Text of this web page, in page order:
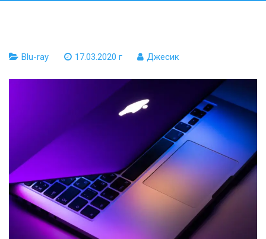
Blu-ray 17.03.2020 г Джесик